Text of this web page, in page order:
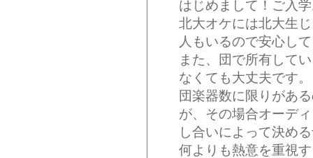
はじめまして！ご入
北大オケには北大生
人もいるので安心し
また、団で所有して
なくても大丈夫です。
団楽器数に限りがあ
が、その場合オーデ
し合いによって決め
何よりも熱意を重視